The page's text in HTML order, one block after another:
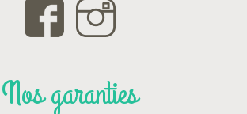
Nos garanties